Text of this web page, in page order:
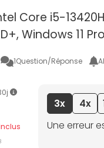
Core i5-13420H,
Windows 11
1Question/Réponse
3x 4x
Une erreur